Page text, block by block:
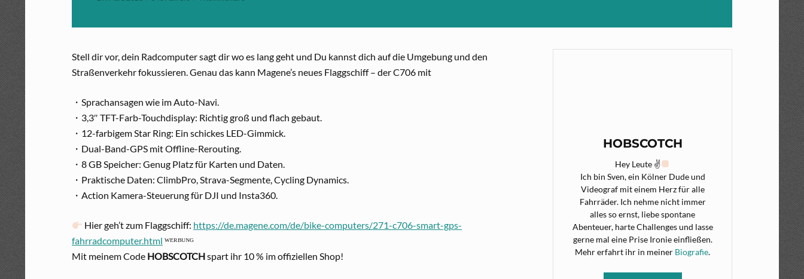
Stell dir vor, dein Radcomputer sagt dir wo es lang geht und Du kannst dich auf die Umgebung und den
Straßenverkehr fokussieren. Genau das kann Magene’s neues Flaggschiff – der C706 mit
・Sprachansagen wie im Auto-Navi.
・3,3″ TFT-Farb-Touchdisplay: Richtig groß und flach gebaut.
・12-farbigem Star Ring: Ein schickes LED-Gimmick.
・Dual-Band-GPS mit Offline-Rerouting.
・8 GB Speicher: Genug Platz für Karten und Daten.
・Praktische Daten: ClimbPro, Strava-Segmente, Cycling Dynamics.
・Action Kamera-Steuerung für DJI und Insta360.
Hier geh’t zum Flaggschiff: https://de.magene.com/de/bike-computers/271-c706-smart-gps-
fahrradcomputer.html ᵂᴱᴿᴮᵁᴺᴳ
Mit meinem Code HOBSCOTCHspart ihr 10 % im offiziellen Shop!
HOBSCOTCH
Hey Leute ✌
Ich bin Sven, ein Kölner Dude und
Videograf mit einem Herz für alle
Fahrräder. Ich nehme nicht immer
alles so ernst, liebe spontane
Abenteuer, harte Challenges und lasse
gerne mal eine Prise Ironie einfließen.
Mehr erfahrt ihr in meiner Biografie.